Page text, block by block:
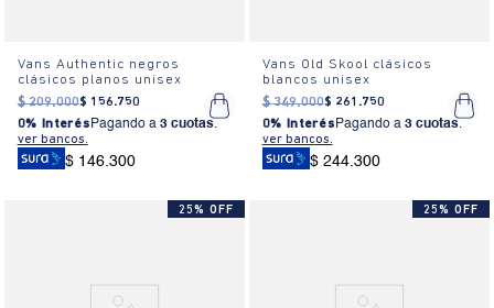
Vans Authentic negros
clásicos planos unisex
$ 209.000$ 156.750
0% Interés Pagando a 3 cuotas.
ver bancos.
$ 146.300
Vans Old Skool clásicos
blancos unisex
$ 349.000$ 261 .750
0% Interés Pagando a 3 cuotas.
ver bancos.
$ 244.300
25% OFF 25% OFF